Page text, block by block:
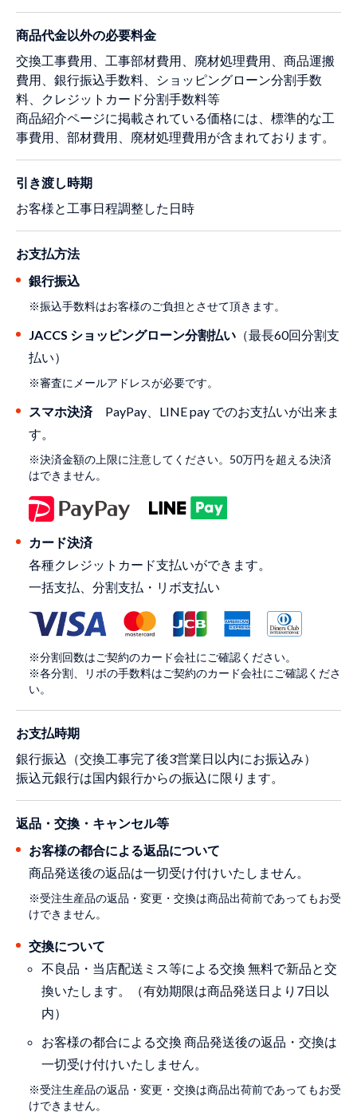
商品代金以外の必要料金
交換工事費用、工事部材費用、廃材処理費用、商品運搬
費用、銀行振込手数料、ショッピングローン分割手数
料、クレジットカード分割手数料等
商品紹介ページに掲載されている価格には、標準的な工
事費用、部材費用、廃材処理費用が含まれております。
引き渡し時期
お客様と工事日程調整した日時
お支払方法
銀行振込
※振込手数料はお客様のご負担とさせて頂きます。
JACCS ショッピングローン分割払い （最長60回分割支
払い）
※審査にメールアドレスが必要です。
スマホ決済
PayPay、LINE pay でのお支払いが出来ま
す。
※決済金額の上限に注意してください。50万円を超える決済
はできません。
カード決済
各種クレジットカード支払いができます。
一括支払、分割支払・リボ支払い
※分割回数はご契約のカード会社にご確認ください。
※各分割、リボの手数料はご契約のカード会社にご確認くださ
い。
お支払時期
銀行振込（交換工事完了後3営業日以内にお振込み）
振込元銀行は国内銀行からの振込に限ります。
返品・交換・キャンセル等
お客様の都合による返品について
商品発送後の返品は一切受け付けいたしません。
※受注生産品の返品・変更・交換は商品出荷前であってもお受
けできません。
交換について
不良品・当店配送ミス等による交換 無料で新品と交
換いたします。（有効期限は商品発送日より7日以
内）
お客様の都合による交換 商品発送後の返品・交換は
一切受け付けいたしません。
※受注生産品の返品・変更・交換は商品出荷前であってもお受
けできません。